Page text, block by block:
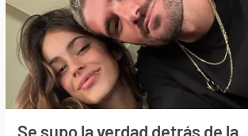
Se supo la verdad detrás de la